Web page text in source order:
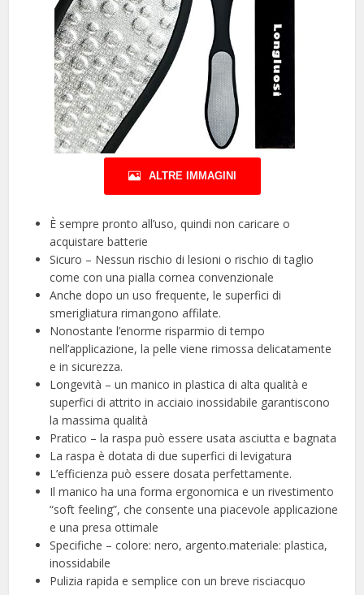
ALTRE IMMAGINI
È sempre pronto all’uso, quindi non caricare o
acquistare batterie
Sicuro – Nessun rischio di lesioni o rischio di taglio
come con una pialla cornea convenzionale
Anche dopo un uso frequente, le superfici di
smerigliatura rimangono affilate.
Nonostante l’enorme risparmio di tempo
nell’applicazione, la pelle viene rimossa delicatamente
e in sicurezza.
Longevità – un manico in plastica di alta qualità e
superfici di attrito in acciaio inossidabile garantiscono
la massima qualità
Pratico – la raspa può essere usata asciutta e bagnata
La raspa è dotata di due superfici di levigatura
L’efficienza può essere dosata perfettamente.
Il manico ha una forma ergonomica e un rivestimento
“soft feeling”, che consente una piacevole applicazione
e una presa ottimale
Specifiche – colore: nero, argento.materiale: plastica,
inossidabile
Pulizia rapida e semplice con un breve risciacquo